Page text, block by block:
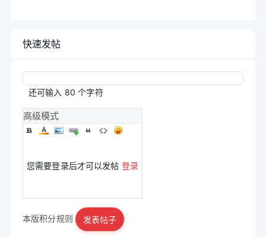
快速发帖
还可输入 80 个字符
高级模式
您需要登录后才可以发帖 登录
|立即注册
本版积分规则 发表帖子